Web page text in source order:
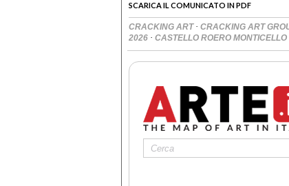
SCARICA IL COMUNICATO IN PDF
CRACKING ART · CRACKING ART
2026 · CASTELLO ROERO